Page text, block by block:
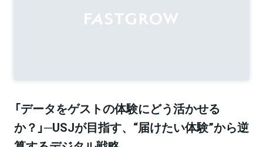
「データをゲストの体験にどう活かせる
か？」─USJが目指す、“届けたい体験”から逆